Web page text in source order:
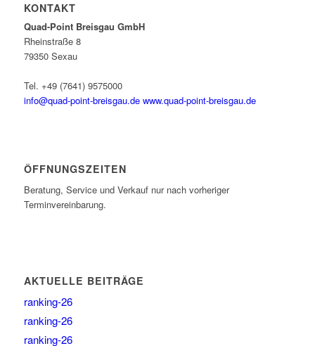
KONTAKT
Quad-Point Breisgau GmbH
Rheinstraße 8
79350 Sexau
Tel. +49 (7641) 9575000
info@quad-point-breisgau.de www.quad-point-breisgau.de
ÖFFNUNGSZEITEN
Beratung, Service und Verkauf nur nach vorheriger
Terminvereinbarung.
AKTUELLE BEITRÄGE
ranking-26
ranking-26
ranking-26